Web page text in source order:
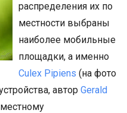
распределения их по
местности выбраны
наиболее мобильные
площадки, а именно
Culex Pipiens (на фото
автор Gerald